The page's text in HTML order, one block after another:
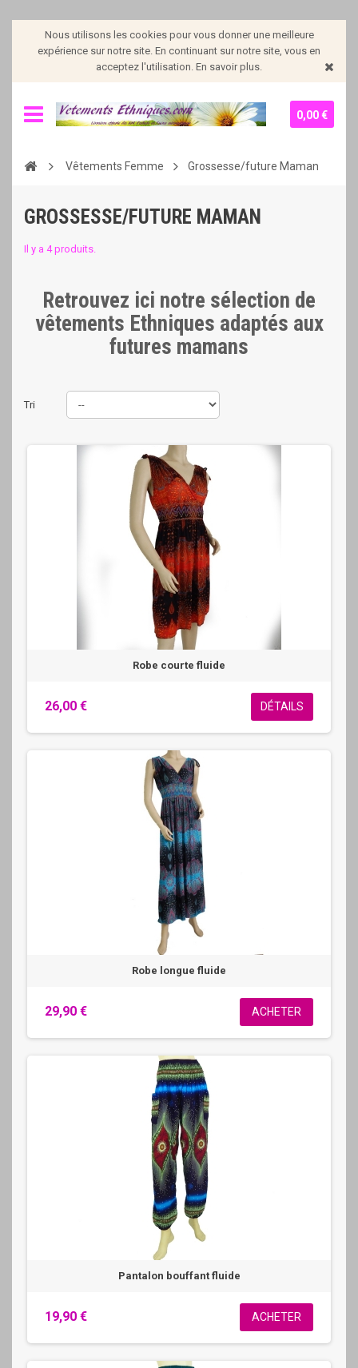
Nous utilisons les cookies pour vous donner une meilleure
expérience sur notre site. En continuant sur notre site, vous en
acceptez l'utilisation. En savoir plus.
0,00 €
Vêtements Femme Grossesse/future Maman
GROSSESSE/FUTURE MAMAN
Il y a 4 produits.
Retrouvez ici notre sélection de
vêtements Ethniques adaptés aux
futures mamans
Tri
Robe courte fluide
26,00 € DÉTAILS
Robe longue fluide
29,90 € ACHETER
Pantalon bouffant fluide
19,90 € ACHETER